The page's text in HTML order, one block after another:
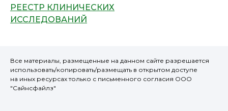
РЕЕСТР КЛИНИЧЕСКИХ
ИССЛЕДОВАНИЙ
Все материалы, размещенные на данном сайте разрешается
использовать/копировать/размещать в открытом доступе
на иных ресурсах только с письменного согласия ООО
"Сайнсфайлз"